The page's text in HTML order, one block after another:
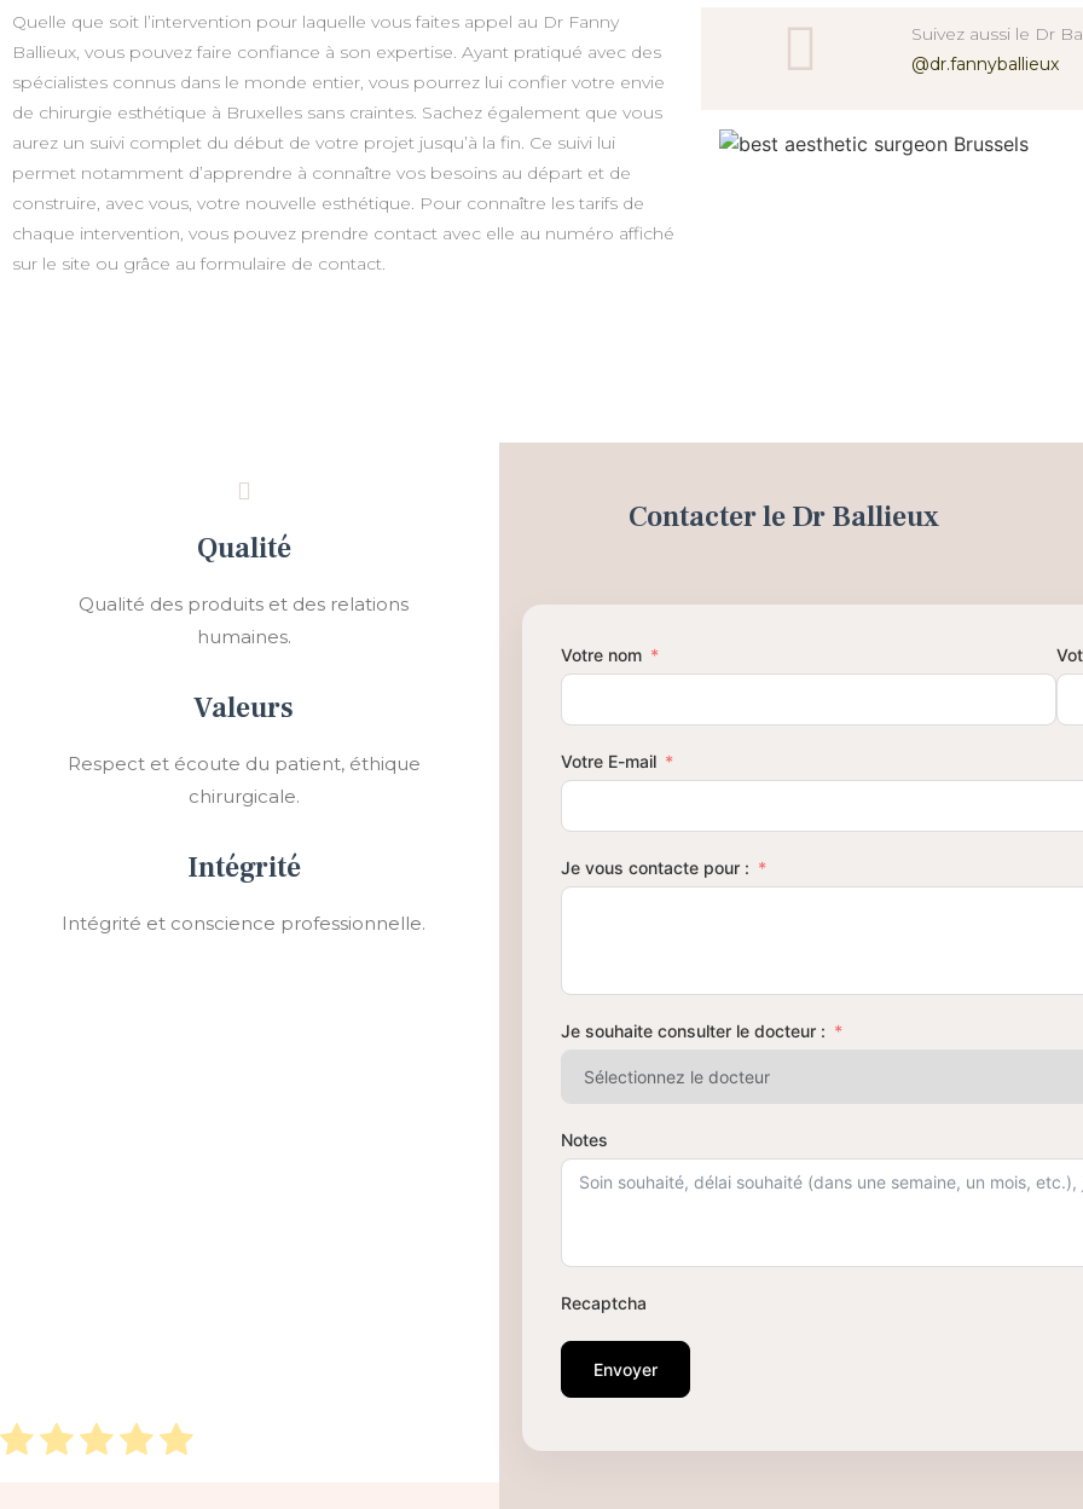
Quelle que soit l’intervention pour laquelle vous faites appel au Dr Fanny
Ballieux, vous pouvez faire confiance à son expertise. Ayant pratiqué avec des
spécialistes connus dans le monde entier, vous pourrez lui confier votre envie
de chirurgie esthétique à Bruxelles sans craintes. Sachez également que vous
aurez un suivi complet du début de votre projet jusqu’à la fin. Ce suivi lui
permet notamment d’apprendre à connaître vos besoins au départ et de
construire, avec vous, votre nouvelle esthétique. Pour connaître les tarifs de
chaque intervention, vous pouvez prendre contact avec elle au numéro affiché
sur le site ou grâce au formulaire de contact.
Suivez aussi le Dr
@dr.fannyballieux
Qualité
Qualité des produits et des relations
humaines.
Valeurs
Respect et écoute du patient, éthique
chirurgicale.
Intégrité
Intégrité et conscience professionnelle.
Contacter le Dr Ballieux
Votre nom
Votre E-mail
Je vous contacte pour :
Je souhaite consulter le docteur :
Notes
Recaptcha
Envoyer